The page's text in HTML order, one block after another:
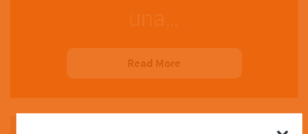
una…
Read More